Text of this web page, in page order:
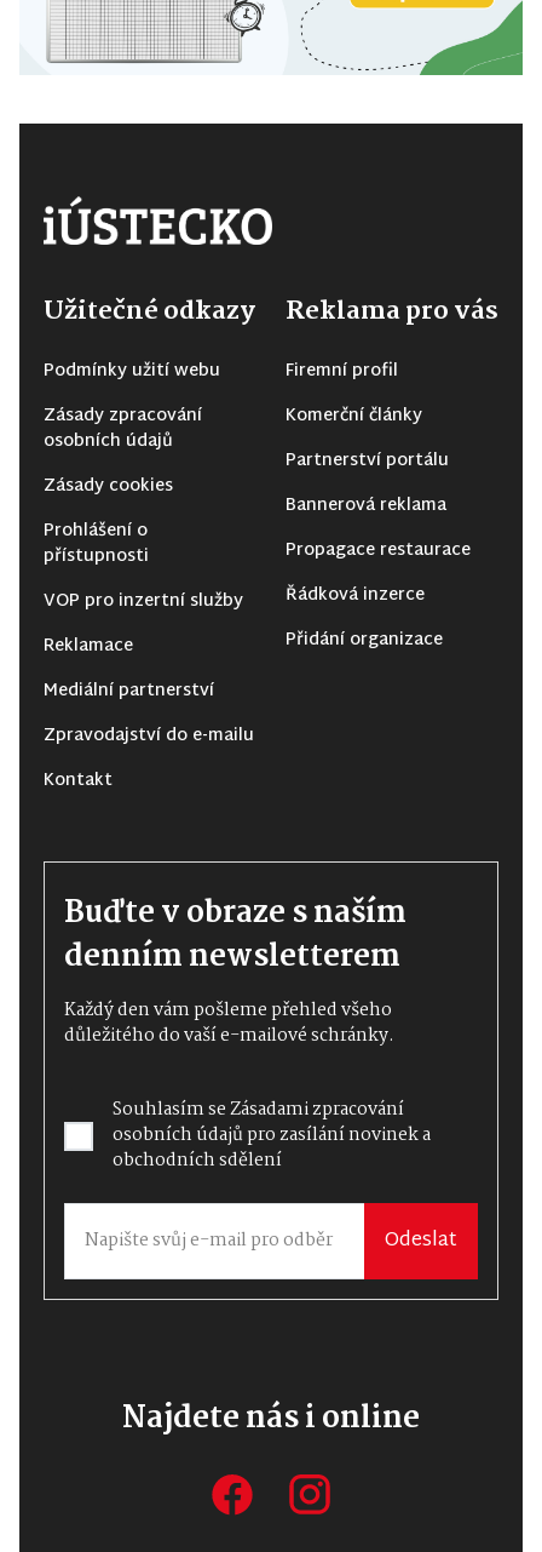
Užitečné odkazy
Podmínky užití webu
Zásady zpracování
osobních údajů
Zásady cookies
Prohlášení o
přístupnosti
VOP pro inzertní služby
Reklamace
Mediální partnerství
Zpravodajství do e-mailu
Kontakt
Reklama pro vás
Firemní profil
Komerční články
Partnerství portálu
Bannerová reklama
Propagace restaurace
Řádková inzerce
Přidání organizace
Buďte v obraze s naším
denním newsletterem
Každý den vám pošleme přehled všeho
důležitého do vaší e-mailové schránky.
Souhlasím seZásadami zpracování
osobních údajůpro zasílání novinek a
obchodních sdělení
Odeslat
Najdete nás i online